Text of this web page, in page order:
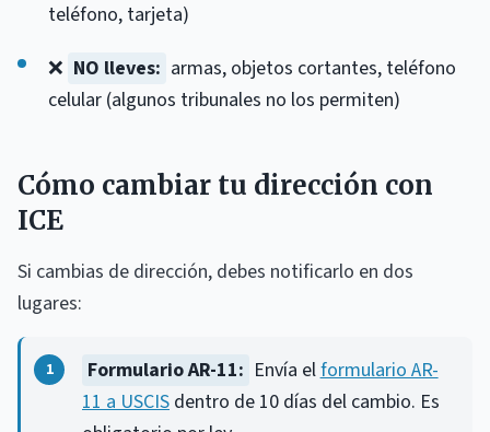
teléfono, tarjeta)
❌ NO lleves: armas, objetos cortantes, teléfono
celular (algunos tribunales no los permiten)
Cómo cambiar tu dirección con
ICE
Si cambias de dirección, debes notificarlo en dos
lugares:
Formulario AR-11: Envía elformulario AR-
11 a USCIS dentro de 10 días del cambio. Es